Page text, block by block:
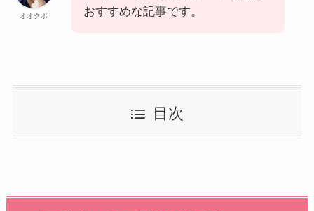
オオクボ
おすすめな記事です。
目次